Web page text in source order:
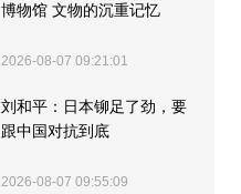
博物馆 文物的沉重记忆
2026-08-07 09:21:01
刘和平：日本铆足了劲，要
跟中国对抗到底
2026-08-07 09:55:09